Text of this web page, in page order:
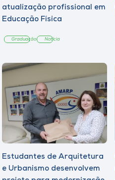
atualização profissional em
Educação Física
Graduação Notícia
Estudantes de Arquitetura
e Urbanismo desenvolvem